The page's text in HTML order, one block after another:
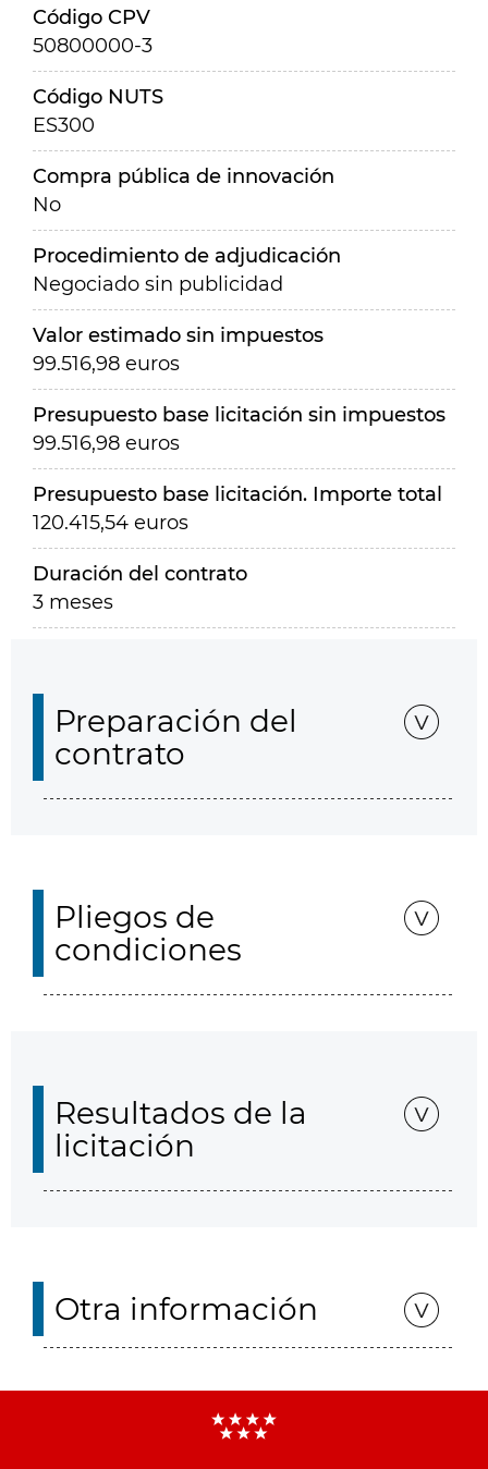
Código CPV
50800000-3
Código NUTS
ES300
Compra pública de innovación
No
Procedimiento de adjudicación
Negociado sin publicidad
Valor estimado sin impuestos
99.516,98 euros
Presupuesto base licitación sin impuestos
99.516,98 euros
Presupuesto base licitación. Importe total
120.415,54 euros
Duración del contrato
3 meses
Preparación del
contrato
Pliegos de
condiciones
Resultados de la
licitación
Otra información